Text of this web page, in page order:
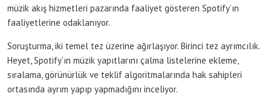
müzik akış hizmetleri pazarında faaliyet gösteren Spotify’ın
faaliyetlerine odaklanıyor.
Soruşturma, iki temel tez üzerine ağırlaşıyor. Birinci tez ayrımcılık.
Heyet, Spotify’ın müzik yapıtlarını çalma listelerine ekleme,
sıralama, görünürlük ve teklif algoritmalarında hak sahipleri
ortasında ayrım yapıp yapmadığını inceliyor.